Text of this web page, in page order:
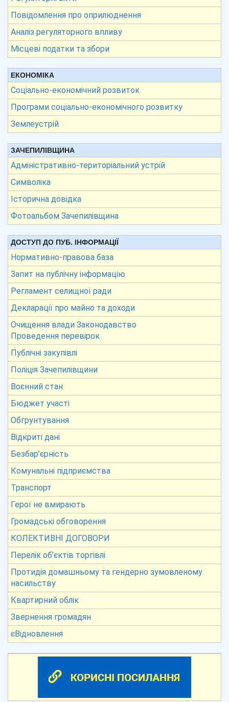
Повідомлення про оприлюднення
Аналіз регуляторного впливу
Місцеві податки та збори
ЕКОНОМІКА
Соціально-економічний розвиток
Програми соціально-економічного розвитку
Землеустрій
ЗАЧЕПИЛІВЩИНА
Адміністративно-територіальний устрій
Символіка
Історична довідка
Фотоальбом Зачепилівщина
ДОСТУП ДО ПУБ. ІНФОРМАЦІЇ
Нормативно-правова база
Запит на публічну інформацію
Регламент селищної ради
Декларації про майно та доходи
Очищення влади Законодавство
Проведення перевірок
Публічні закупівлі
Поліція Зачепилівщини
Воєнний стан
Бюджет участі
Обгрунтування
Відкриті дані
Безбар’єрність
Комунальні підприємства
Транспорт
Герої не вмирають
Громадські обговорення
КОЛЕКТИВНІ ДОГОВОРИ
Перелік об’єктів торгівлі
Протидія домашньому та гендерно зумовленому
насильству
Квартирний облік
Звернення громадян
єВідновлення